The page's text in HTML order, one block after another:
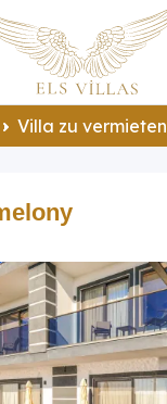
Villa zu vermieten